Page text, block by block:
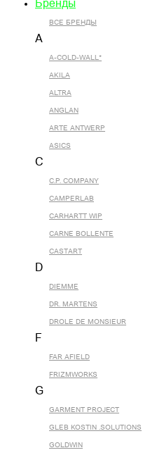
Бренды
ВСЕ БРЕНДЫ
A
A-COLD-WALL*
AKILA
ALTRA
ANGLAN
ARTE ANTWERP
ASICS
C
C.P. COMPANY
CAMPERLAB
CARHARTT WIP
CARNE BOLLENTE
CASTART
D
DIEMME
DR. MARTENS
DROLE DE MONSIEUR
F
FAR AFIELD
FRIZMWORKS
G
GARMENT PROJECT
GLEB KOSTIN .SOLUTIONS
GOLDWIN